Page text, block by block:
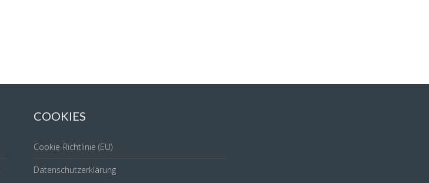
COOKIES
Cookie-Richtlinie (EU)
Datenschutzerklärung